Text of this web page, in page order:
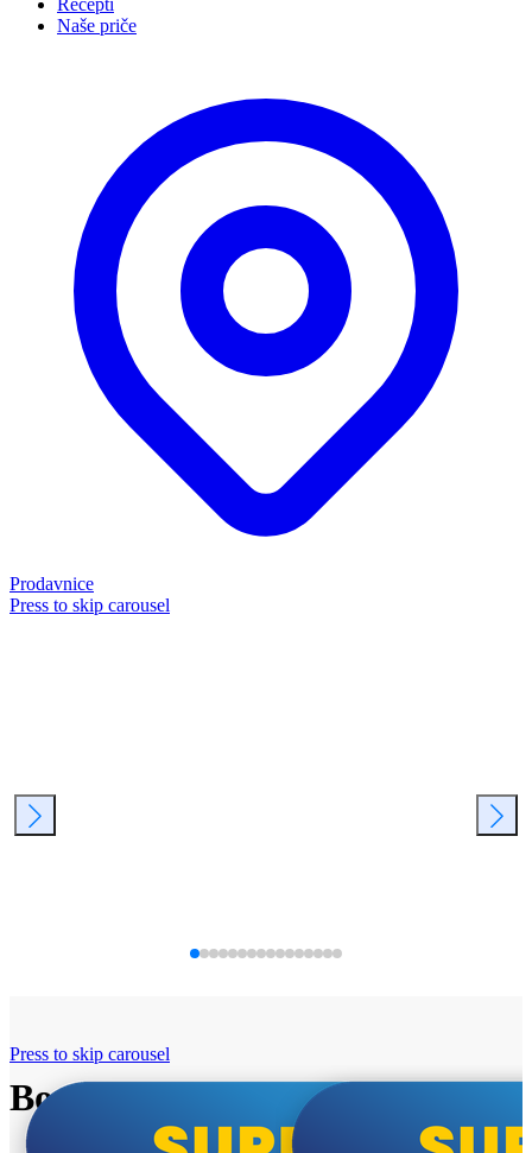
Recepti
Naše priče
Prodavnice
Press to skip carousel
Bosch super cene
Press to skip carousel